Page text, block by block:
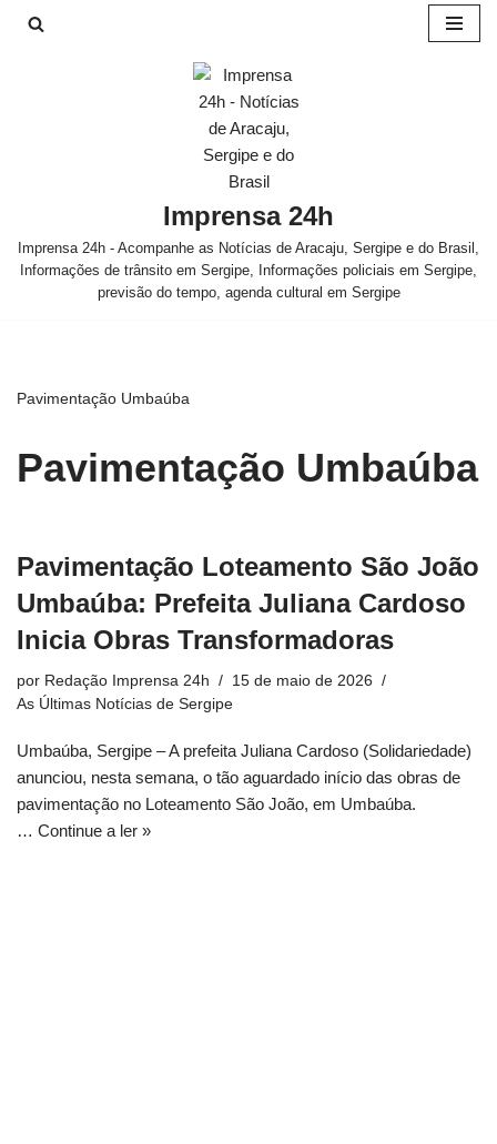
Imprensa 24h
Imprensa 24h - Acompanhe as Notícias de Aracaju, Sergipe e do Brasil,
Informações de trânsito em Sergipe, Informações policiais em Sergipe,
previsão do tempo, agenda cultural em Sergipe
Pavimentação Umbaúba
Pavimentação Umbaúba
Pavimentação Loteamento São João
Umbaúba: Prefeita Juliana Cardoso
Inicia Obras Transformadoras
por Redação Imprensa 24h
15 de maio de 2026
As Últimas Notícias de Sergipe
Umbaúba, Sergipe – A prefeita Juliana Cardoso (Solidariedade)
anunciou, nesta semana, o tão aguardado início das obras de
pavimentação no Loteamento São João, em Umbaúba.
… Continue a ler »